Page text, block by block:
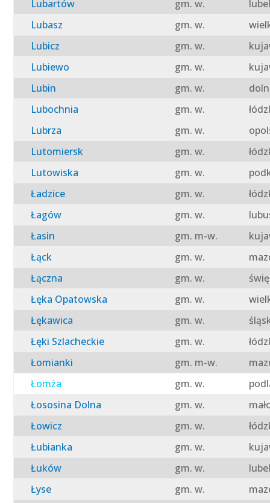
Lubartów gm. w.
Lubasz
gm. w.
Lubicz
gm. w.
Lubiewo
gm. w.
Lubin
gm. w.
Lubochnia
gm. w.
Lubrza
gm. w.
Lutomiersk
gm. w.
Lutowiska
gm. w.
Ładzice
gm. w.
Łagów
gm. w.
Łasin
gm. m-w.
Łąck
gm. w.
Łączna
gm. w.
Łęka Opatowska
gm. w.
Łękawica
gm. w.
Łęki Szlacheckie
gm. w.
Łomianki
gm. m-w.
Łomża
gm. w.
Łososina Dolna
gm. w.
Łowicz
gm. w.
Łubianka
gm. w.
Łuków
gm. w.
Łyse
gm. w.